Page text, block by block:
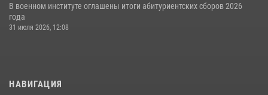
В военном институте оглашены итоги абитуриентских сборов 2026
года
31 июля 2026, 12:08
НАВИГАЦИЯ